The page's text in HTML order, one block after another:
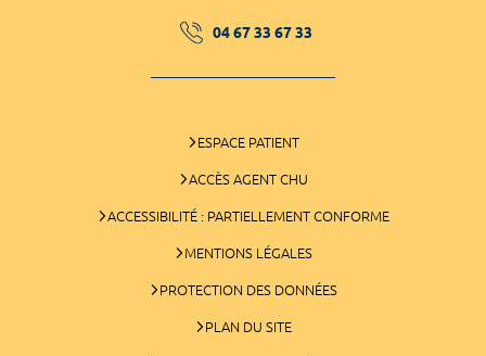
04 67 33 67 33
ESPACE PATIENT
ACCÈS AGENT CHU
ACCESSIBILITÉ : PARTIELLEMENT CONFORME
MENTIONS LÉGALES
PROTECTION DES DONNÉES
PLAN DU SITE